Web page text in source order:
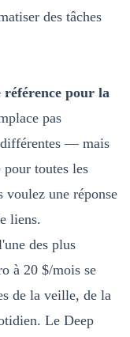
des tâches
pour la
pas
— mais
pour toutes les
voulez une réponse
liens.
des plus
à 20 $/mois se
de la veille, de la
Le Deep